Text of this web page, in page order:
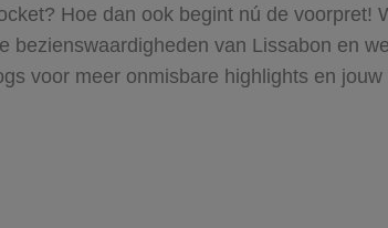
Hoe dan ook begint nú de voorpret!
van Lissabon en
voor meer onmisbare highlights en